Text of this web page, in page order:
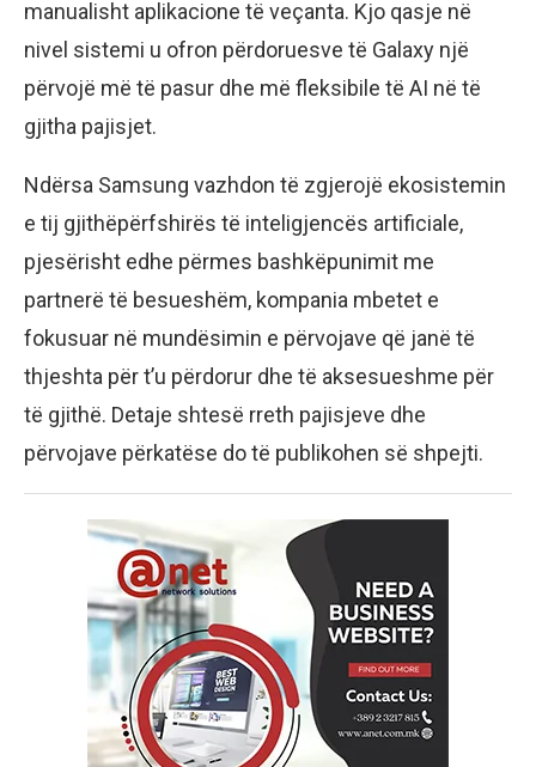
manualisht aplikacione të veçanta. Kjo qasje në
nivel sistemi u ofron përdoruesve të Galaxy një
përvojë më të pasur dhe më fleksibile të AI në të
gjitha pajisjet.
Ndërsa Samsung vazhdon të zgjerojë ekosistemin
e tij gjithëpërfshirës të inteligjencës artificiale,
pjesërisht edhe përmes bashkëpunimit me
partnerë të besueshëm, kompania mbetet e
fokusuar në mundësimin e përvojave që janë të
thjeshta për t’u përdorur dhe të aksesueshme për
të gjithë. Detaje shtesë rreth pajisjeve dhe
përvojave përkatëse do të publikohen së shpejti.